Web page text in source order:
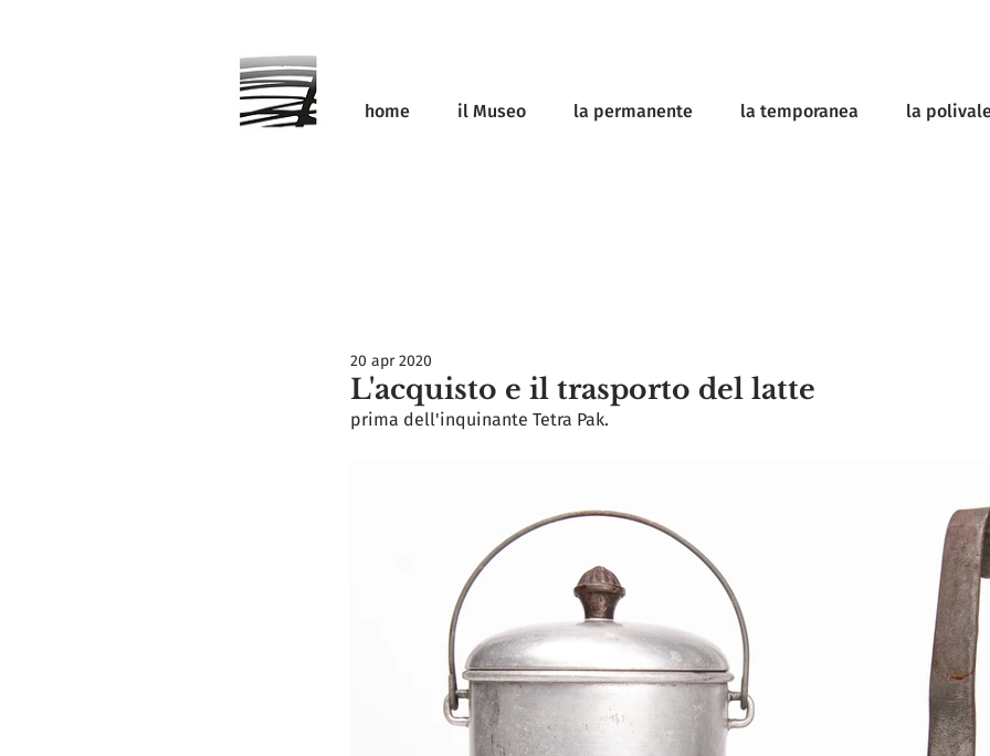
home il Museo la permanente la temporanea la
L'acquisto e il trasporto del latte
20 apr 2020
prima dell'inquinante Tetra Pak.